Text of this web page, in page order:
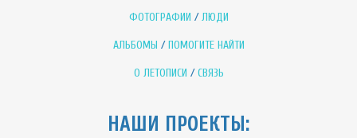
ФОТОГРАФИИ /ЛЮДИ
АЛЬБОМЫ /ПОМОГИТЕ НАЙТИ
О ЛЕТОПИСИ /СВЯЗЬ
НАШИ ПРОЕКТЫ: